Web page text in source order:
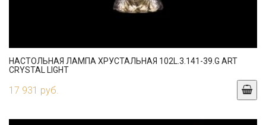
НАСТОЛЬНАЯ ЛАМПА ХРУСТАЛЬНАЯ 102L.3.141-39.G ART
CRYSTAL LIGHT
17 931 руб.